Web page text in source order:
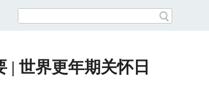
| 世界更年期关怀日